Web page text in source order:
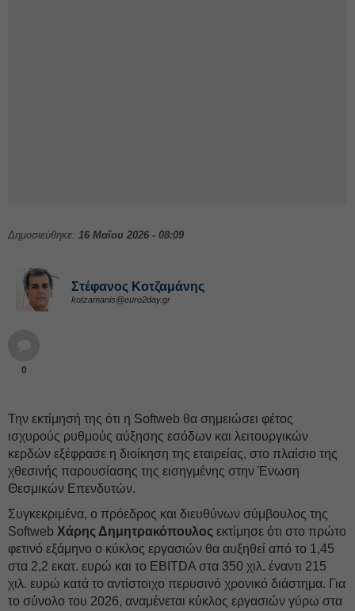
Δημοσιεύθηκε: 16 Μαΐου 2026 - 08:09
Στέφανος Kοτζαμάνης
kotzamanis@euro2day.gr
0
Την εκτίμησή της ότι η Softweb θα σημειώσει φέτος
ισχυρούς ρυθμούς αύξησης εσόδων και λειτουργικών
κερδών εξέφρασε η διοίκηση της εταιρείας, στο πλαίσιο της
χθεσινής παρουσίασης της εισηγμένης στην Ένωση
Θεσμικών Επενδυτών.
Συγκεκριμένα, ο πρόεδρος και διευθύνων σύμβουλος της
Softweb Χάρης Δημητρακόπουλος εκτίμησε ότι στο πρώτο
φετινό εξάμηνο ο κύκλος εργασιών θα αυξηθεί από το 1,45
στα 2,2 εκατ. ευρώ και το EBITDA στα 350 χιλ. έναντι 215
χιλ. ευρώ κατά το αντίστοιχο περυσινό χρονικό διάστημα. Για
το σύνολο του 2026, αναμένεται κύκλος εργασιών γύρω στα